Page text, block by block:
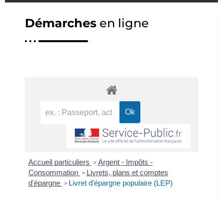
Démarches en ligne
Accueil particuliers > Argent - Impôts -
Consommation > Livrets, plans et comptes
d'épargne > Livret d'épargne populaire (LEP)